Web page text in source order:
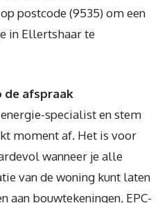
postcode (9535) om een
in Ellertshaar te
de afspraak
specialist en stem
moment af. Het is voor
wanneer je alle
van de woning kunt laten
aan bouwtekeningen, EPC-